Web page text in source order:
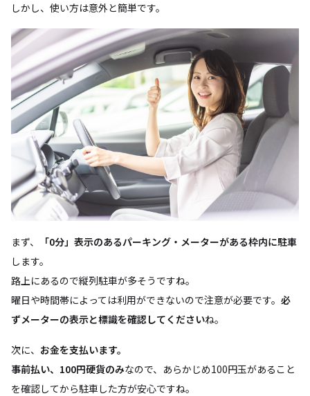
しかし、使い方は意外と簡単です。
まず、
「0分」表示のあるパーキング・メーターがある枠内に駐車
します。
路上にあるので縦列駐車が多そうですね。
曜日や時間帯によっては利用ができないので注意が必要です。 必
ずメーターの表示と標識を確認してくださいね。
次に、 お金を支払います。
事前払い、100円硬貨のみなので、あらかじめ100円玉があること
を確認してから駐車した方が安心ですね。